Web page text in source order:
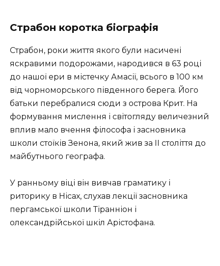
Страбон коротка біографія
Страбон, роки життя якого були насичені
яскравими подорожами, народився в 63 році
до нашої ери в містечку Амасії, всього в 100 км
від чорноморського південного берега. Його
батьки перебралися сюди з острова Крит. На
формування мислення і світогляду величезний
вплив мало вчення філософа і засновника
школи стоїків Зенона, який жив за ІІ століття до
майбутнього географа.
У ранньому віці він вивчав граматику і
риторику в Нісах, слухав лекції засновника
пергамської школи Тіранніон і
олександрійської шкіл Арістофана.